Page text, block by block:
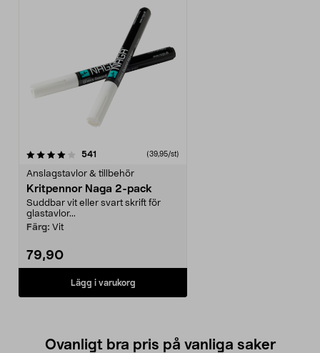
541 (39,95/st)
Anslagstavlor & tillbehör
Kritpennor Naga 2-pack
Suddbar vit eller svart skrift för
glastavlor...
Färg: Vit
79,90
Lägg i varukorg
Ovanligt bra pris på vanliga saker